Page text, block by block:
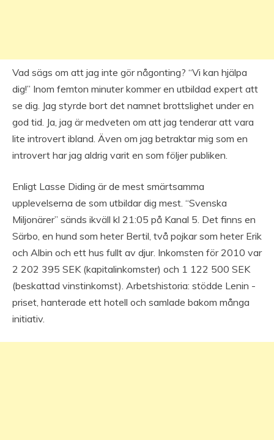
Vad sägs om att jag inte gör någonting? “Vi kan hjälpa
dig!” Inom femton minuter kommer en utbildad expert att
se dig. Jag styrde bort det namnet brottslighet under en
god tid. Ja, jag är medveten om att jag tenderar att vara
lite introvert ibland. Även om jag betraktar mig som en
introvert har jag aldrig varit en som följer publiken.
Enligt Lasse Diding är de mest smärtsamma
upplevelserna de som utbildar dig mest. “Svenska
Miljonärer” sänds ikväll kl 21:05 på Kanal 5. Det finns en
Särbo, en hund som heter Bertil, två pojkar som heter Erik
och Albin och ett hus fullt av djur. Inkomsten för 2010 var
2 202 395 SEK (kapitalinkomster) och 1 122 500 SEK
(beskattad vinstinkomst). Arbetshistoria: stödde Lenin -
priset, hanterade ett hotell och samlade bakom många
initiativ.